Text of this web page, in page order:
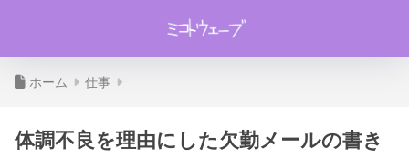
ホーム 仕事
体調不良を理由にした欠勤メールの書き